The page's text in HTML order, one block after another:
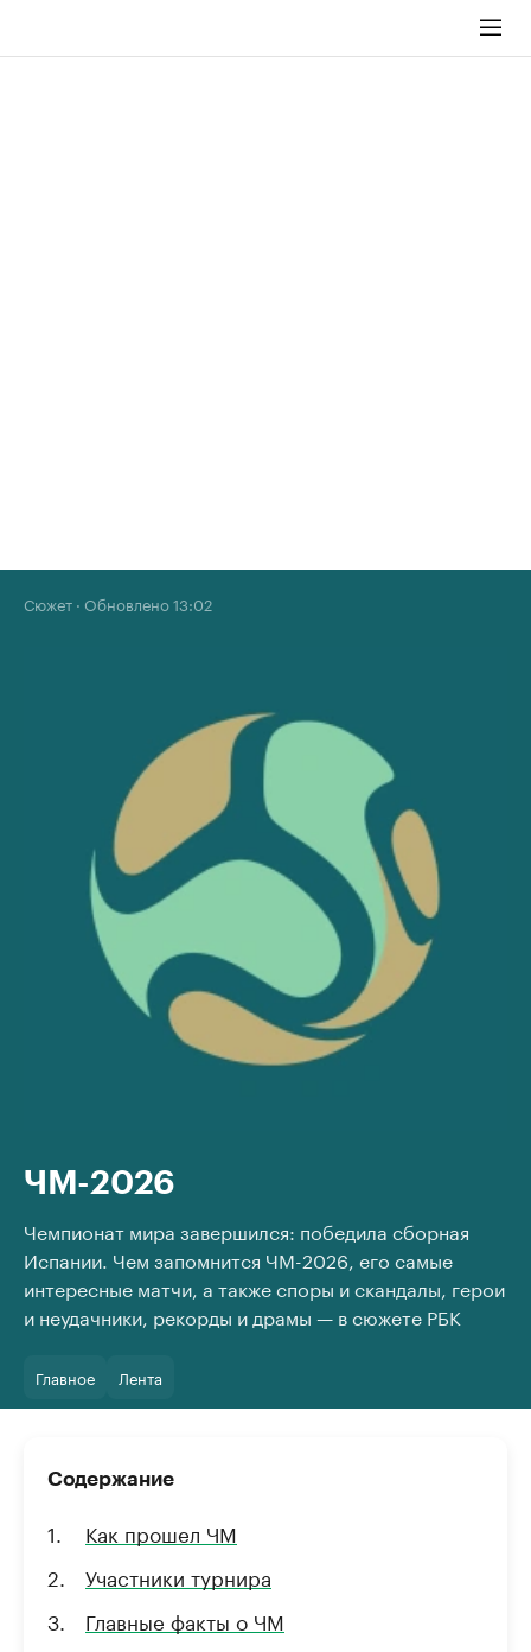
Сюжет · Обновлено 13:02
ЧМ-2026
Чемпионат мира завершился: победила сборная
Испании. Чем запомнится ЧМ-2026, его самые
интересные матчи, а также споры и скандалы, герои
и неудачники, рекорды и драмы — в сюжете РБК
Главное Лента
Содержание
Как прошел ЧМ
Участники турнира
Главные факты о ЧМ